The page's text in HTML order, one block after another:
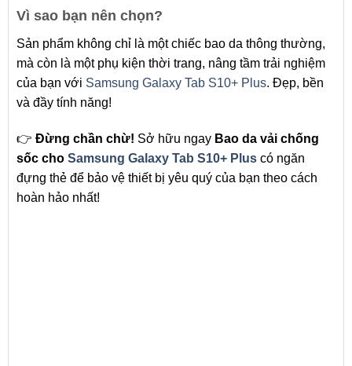
Vì sao bạn nên chọn?
Sản phẩm không chỉ là một chiếc bao da thông thường,
mà còn là một phụ kiện thời trang, nâng tầm trải nghiệm
của bạn với Samsung Galaxy Tab S10+ Plus. Đẹp, bền
và đầy tính năng!
👉 Đừng chần chừ! Sở hữu ngay Bao da vải chống
sốc cho Samsung Galaxy Tab S10+ Plus có ngăn
đựng thẻ để bảo vệ thiết bị yêu quý của bạn theo cách
hoàn hảo nhất!